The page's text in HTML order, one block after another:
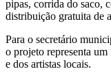
pipas, corrida do saco,
distribuição gratuita de
Para o secretário
o projeto representa
e dos artistas locais.